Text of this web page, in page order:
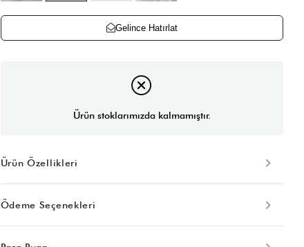
Gelince Hatırlat
Ürün stoklarımızda kalmamıştır.
Ürün Özellikleri
Ödeme Seçenekleri